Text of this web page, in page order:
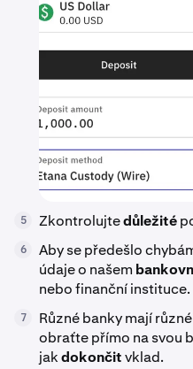
5 Zkontrolujtedůležité
6
Aby se předešlo
údaje o našem
nebo finanční instituce.
7
Různé banky mají
obraťte přímo na svou
jakdokončitvklad.